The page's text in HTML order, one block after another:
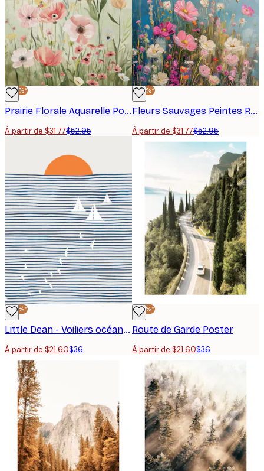
-40%*
Prairie Florale Aquarelle Poster
À partir de $31.77$52.95
-40%*
Fleurs Sauvages Peintes Rose et Blanc Poster
À partir de $31.77$52.95
-40%*
Little Dean - Voiliers océan coucher de soleil Poster
À partir de $21.60$36
-40%*
Route de Garde Poster
À partir de $21.60$36